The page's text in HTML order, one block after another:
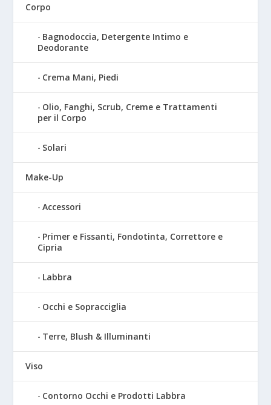
Corpo
Bagnodoccia, Detergente Intimo e
Deodorante
Crema Mani, Piedi
Olio, Fanghi, Scrub, Creme e Trattamenti
per il Corpo
Solari
Make-Up
Accessori
Primer e Fissanti, Fondotinta, Correttore e
Cipria
Labbra
Occhi e Sopracciglia
Terre, Blush & Illuminanti
Viso
Contorno Occhi e Prodotti Labbra